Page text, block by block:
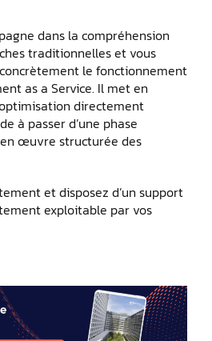
dans la compréhension
traditionnelles et vous
le fonctionnement
as a Service. Il met en
directement
à passer d’une phase
en œuvre structurée des
et disposez d’un support
exploitable par vos